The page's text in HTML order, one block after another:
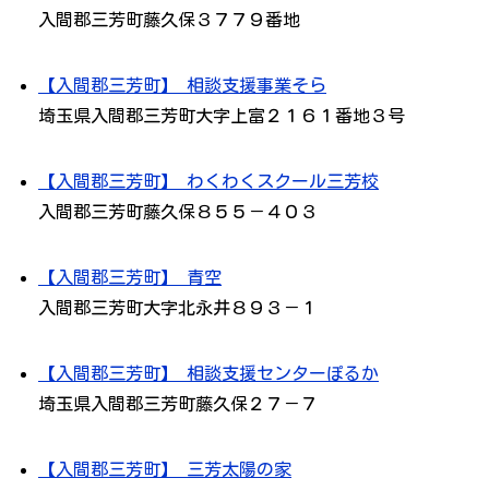
入間郡三芳町藤久保３７７９番地
【入間郡三芳町】 相談支援事業そら
埼玉県入間郡三芳町大字上富２１６１番地３号
【入間郡三芳町】 わくわくスクール三芳校
入間郡三芳町藤久保８５５－４０３
【入間郡三芳町】 青空
入間郡三芳町大字北永井８９３－１
【入間郡三芳町】 相談支援センターぽるか
埼玉県入間郡三芳町藤久保２７－７
【入間郡三芳町】 三芳太陽の家